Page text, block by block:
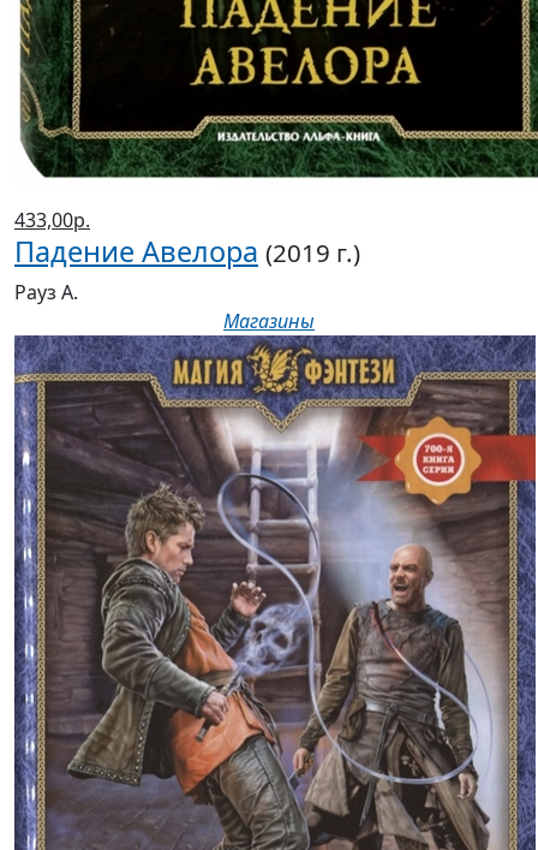
433,00р.
Падение Авелора (2019 г.)
Рауз А.
Магазины